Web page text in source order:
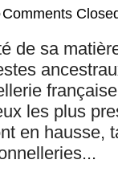
Comments
de sa
les plus
en hausse,